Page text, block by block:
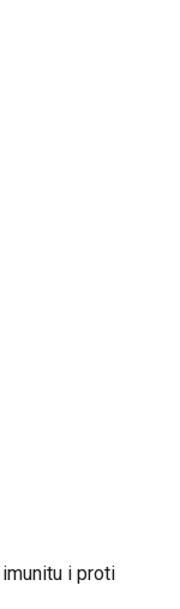
imunitu i proti